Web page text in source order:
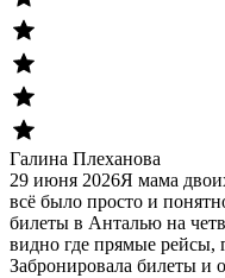
Галина Плеханова
29 июня 2026Я мама
всё было просто и
билеты в Анталью на
видно где прямые рейсы,
Забронировала билеты и